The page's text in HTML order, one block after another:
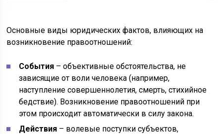
Основные виды юридических фактов, влияющих на
возникновение правоотношений:
События – объективные обстоятельства, не
зависящие от воли человека (например,
наступление совершеннолетия, смерть, стихийное
бедствие). Возникновение правоотношений при
этом происходит автоматически в силу закона.
Действия – волевые поступки субъектов,